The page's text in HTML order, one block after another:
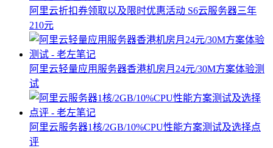
阿里云折扣券领取以及限时优惠活动 S6云服务器三年
210元
阿里云轻量应用服务器香港机房月24元/30M方案体验测
试
阿里云服务器1核/2GB/10%CPU性能方案测试及选择点
评